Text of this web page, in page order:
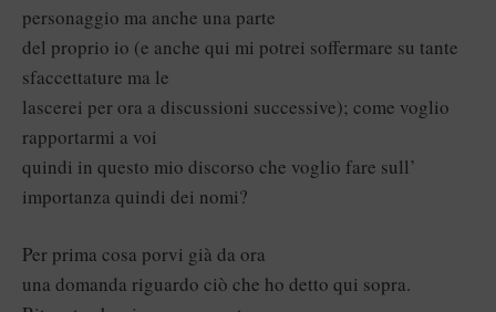
personaggio ma anche una parte
del proprio io (e anche qui mi potrei soffermare su tante
sfaccettature ma le
lascerei per ora a discussioni successive); come voglio
rapportarmi a voi
quindi in questo mio discorso che voglio fare sull’
importanza quindi dei nomi?
Per prima cosa porvi già da ora
una domanda riguardo ciò che ho detto qui sopra.